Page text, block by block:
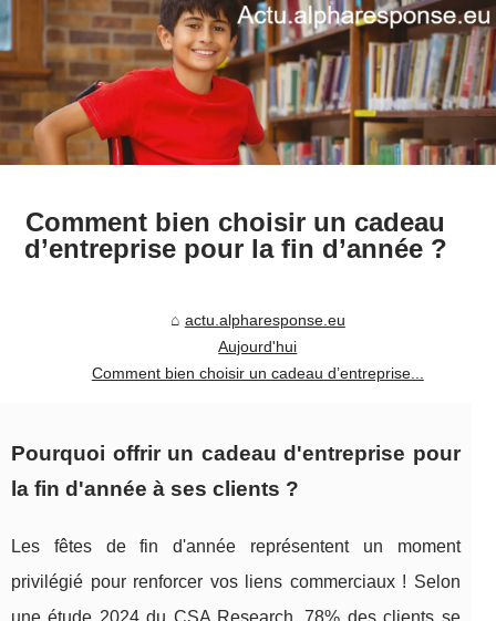
Comment bien choisir un cadeau
d’entreprise pour la fin d’année ?
actu.alpharesponse.eu
Aujourd'hui
Comment bien choisir un cadeau d’entreprise...
Pourquoi offrir un cadeau d'entreprise pour
la fin d'année à ses clients ?
Les fêtes de fin d'année représentent un moment
privilégié pour renforcer vos liens commerciaux ! Selon
une étude 2024 du CSA Research, 78% des clients se